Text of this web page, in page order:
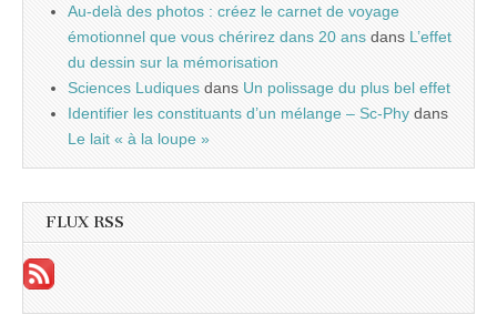
Au-delà des photos : créez le carnet de voyage
émotionnel que vous chérirez dans 20 ans dans L’effet
du dessin sur la mémorisation
Sciences Ludiques dans Un polissage du plus bel effet
Identifier les constituants d’un mélange – Sc-Phy dans
Le lait « à la loupe »
FLUX RSS